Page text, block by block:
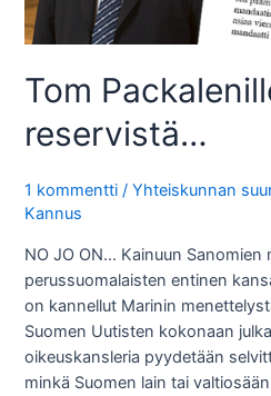
Tom
reservistä…
1 kommentti /Yhteiskunnan
Kannus
NO JO ON… Kainuun Sanomien
perussuomalaisten entinen
on kannellut Marinin
Suomen Uutisten kokonaan
oikeuskansleria pyydetään
minkä Suomen lain tai